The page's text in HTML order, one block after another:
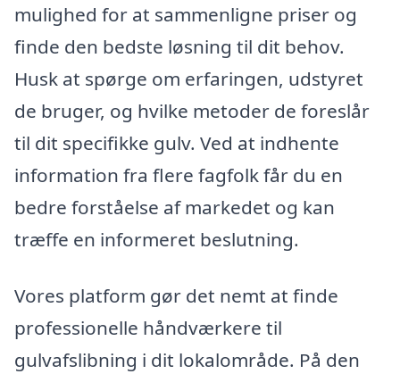
mulighed for at sammenligne priser og
finde den bedste løsning til dit behov.
Husk at spørge om erfaringen, udstyret
de bruger, og hvilke metoder de foreslår
til dit specifikke gulv. Ved at indhente
information fra flere fagfolk får du en
bedre forståelse af markedet og kan
træffe en informeret beslutning.
Vores platform gør det nemt at finde
professionelle håndværkere til
gulvafslibning i dit lokalområde. På den